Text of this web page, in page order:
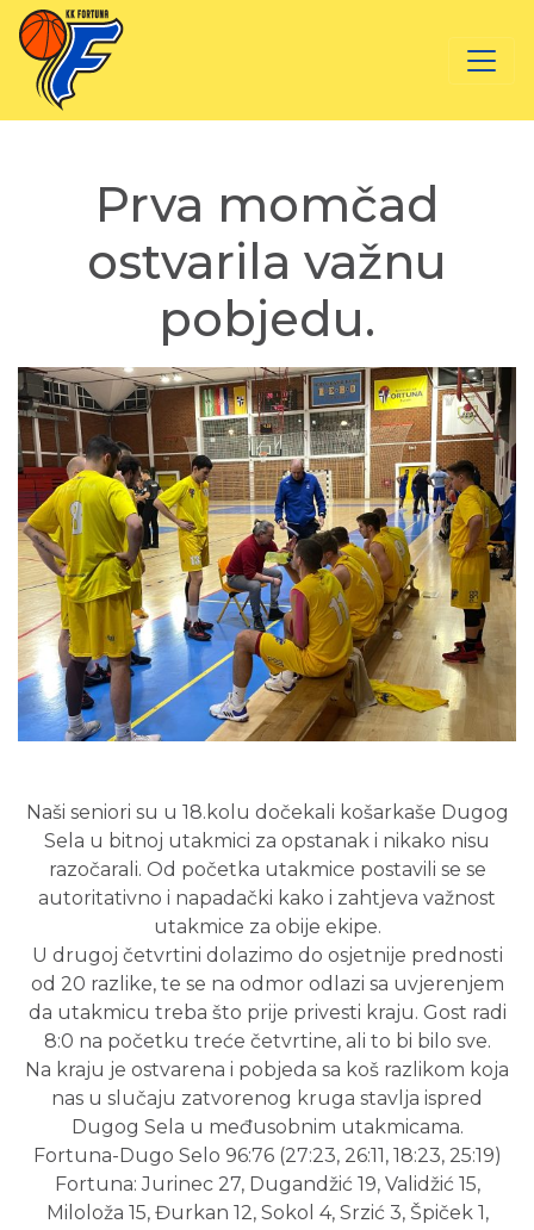
Prva momčad
ostvarila važnu
pobjedu.
Naši seniori su u 18.kolu dočekali košarkaše Dugog
Sela u bitnoj utakmici za opstanak i nikako nisu
razočarali. Od početka utakmice postavili se se
autoritativno i napadački kako i zahtjeva važnost
utakmice za obije ekipe.
U drugoj četvrtini dolazimo do osjetnije prednosti
od 20 razlike, te se na odmor odlazi sa uvjerenjem
da utakmicu treba što prije privesti kraju. Gost radi
8:0 na početku treće četvrtine, ali to bi bilo sve.
Na kraju je ostvarena i pobjeda sa koš razlikom koja
nas u slučaju zatvorenog kruga stavlja ispred
Dugog Sela u međusobnim utakmicama.
Fortuna-Dugo Selo 96:76 (27:23, 26:11, 18:23, 25:19)
Fortuna: Jurinec 27, Dugandžić 19, Validžić 15,
Miloloža 15, Đurkan 12, Sokol 4, Srzić 3, Špiček 1,